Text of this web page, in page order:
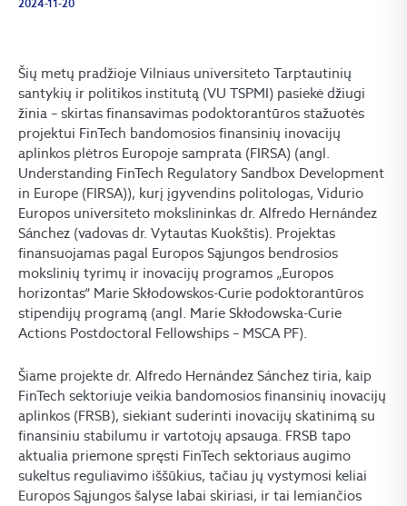
2024-11-20
Šių metų pradžioje Vilniaus universiteto Tarptautinių
santykių ir politikos institutą (VU TSPMI) pasiekė džiugi
žinia – skirtas finansavimas podoktorantūros stažuotės
projektui FinTech bandomosios finansinių inovacijų
aplinkos plėtros Europoje samprata (FIRSA) (angl.
Understanding FinTech Regulatory Sandbox Development
in Europe (FIRSA)), kurį įgyvendins politologas, Vidurio
Europos universiteto mokslininkas dr. Alfredo Hernández
Sánchez (vadovas dr. Vytautas Kuokštis). Projektas
finansuojamas pagal Europos Sąjungos bendrosios
mokslinių tyrimų ir inovacijų programos „Europos
horizontas“ Marie Skłodowskos-Curie podoktorantūros
stipendijų programą (angl. Marie Skłodowska-Curie
Actions Postdoctoral Fellowships – MSCA PF).
Šiame projekte dr. Alfredo Hernández Sánchez tiria, kaip
FinTech sektoriuje veikia bandomosios finansinių inovacijų
aplinkos (FRSB), siekiant suderinti inovacijų skatinimą su
finansiniu stabilumu ir vartotojų apsauga. FRSB tapo
aktualia priemone spręsti FinTech sektoriaus augimo
sukeltus reguliavimo iššūkius, tačiau jų vystymosi keliai
Europos Sąjungos šalyse labai skiriasi, ir tai lemiančios